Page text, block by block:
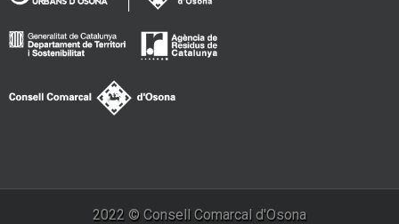
2022 © Consell Comarcal d'Osona